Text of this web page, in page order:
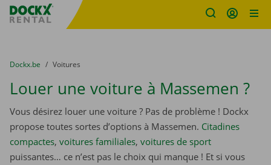
sitename
You are here:
du
Dockx.be to
Voitures
Louer une voiture à Massemen ?
Vous désirez louer une voiture ? Pas de problème ! Dockx
propose toutes sortes d’options à Massemen. Citadines
compactes, voitures familiales, voitures de sport
puissantes… ce n’est pas le choix qui manque ! Et si vous